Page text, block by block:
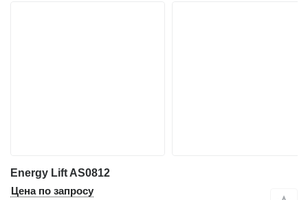
Energy Lift AS0812
Цена по запросу